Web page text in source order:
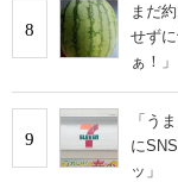
8
まだ
せず
ぁ！
9
「う
に
ッ」